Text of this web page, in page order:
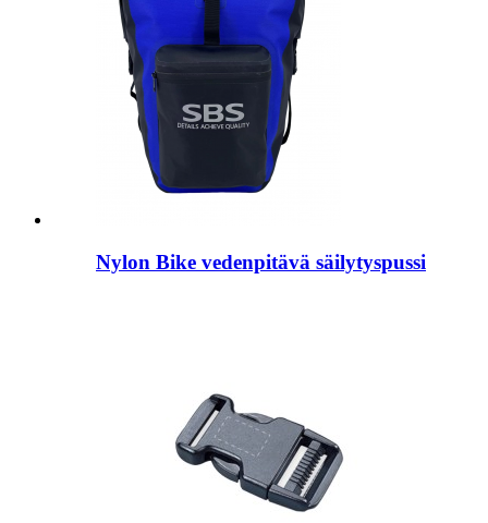
Nylon Bike vedenpitävä säilytyspussi